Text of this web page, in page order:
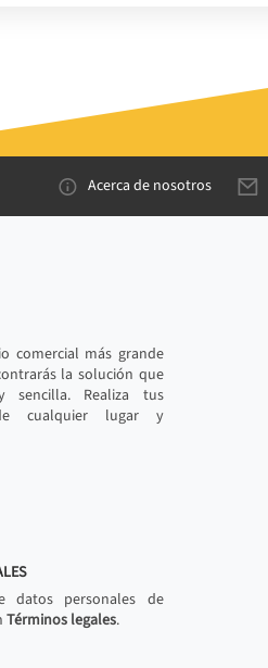
Acerca de nosotros
comercial más grande
la solución que
sencilla. Realiza tus
cualquier lugar y
datos personales de
Términos legales.